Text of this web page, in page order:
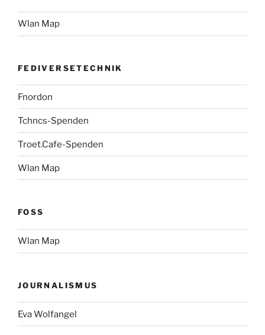
Wlan Map
FEDIVERSETECHNIK
Fnordon
Tchncs-Spenden
Troet.Cafe-Spenden
Wlan Map
FOSS
Wlan Map
JOURNALISMUS
Eva Wolfangel